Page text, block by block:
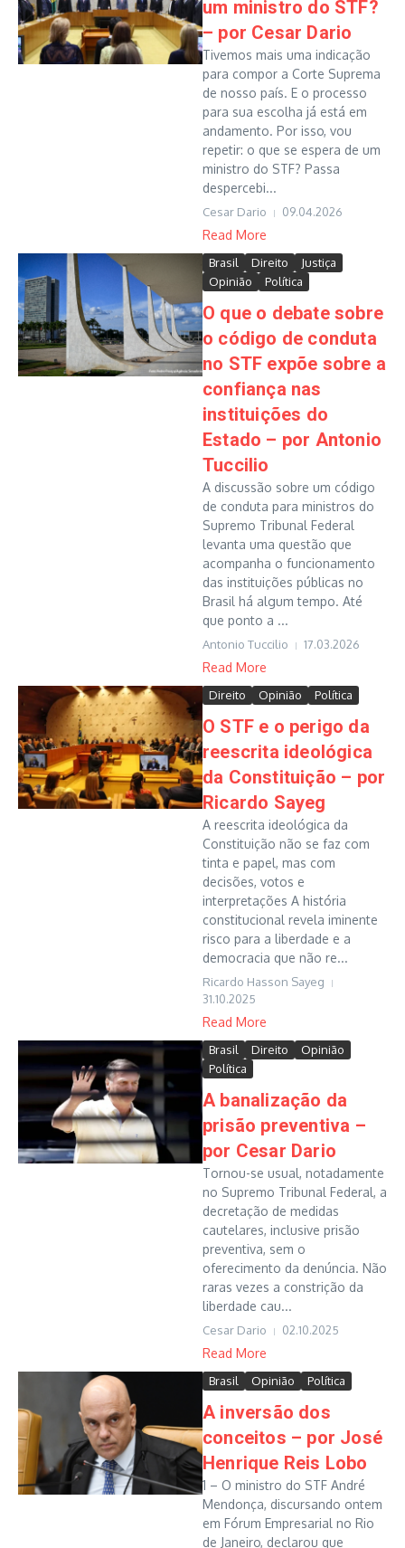
um ministro do STF?
– por Cesar Dario
Tivemos mais uma indicação
para compor a Corte Suprema
de nosso país. E o processo
para sua escolha já está em
andamento. Por isso, vou
repetir: o que se espera de um
ministro do STF? Passa
despercebi...
Cesar Dario 09.04.2026
Read More
Brasil Direito
Justiça
Opinião
Política
O que o debate sobre
o código de conduta
no STF expõe sobre a
confiança nas
instituições do
Estado – por Antonio
Tuccilio
A discussão sobre um código
de conduta para ministros do
Supremo Tribunal Federal
levanta uma questão que
acompanha o funcionamento
das instituições públicas no
Brasil há algum tempo. Até
que ponto a ...
Antonio Tuccilio 17.03.2026
Read More
Direito Opinião Política
O STF e o perigo da
reescrita ideológica
da Constituição – por
Ricardo Sayeg
A reescrita ideológica da
Constituição não se faz com
tinta e papel, mas com
decisões, votos e
interpretações A história
constitucional revela iminente
risco para a liberdade e a
democracia que não re...
Ricardo Hasson Sayeg
31.10.2025
Read More
Brasil Direito
Opinião
Política
A banalização da
prisão preventiva –
por Cesar Dario
Tornou-se usual, notadamente
no Supremo Tribunal Federal, a
decretação de medidas
cautelares, inclusive prisão
preventiva, sem o
oferecimento da denúncia. Não
raras vezes a constrição da
liberdade cau...
Cesar Dario 02.10.2025
Read More
Brasil Opinião Política
A inversão dos
conceitos – por José
Henrique Reis Lobo
1 – O ministro do STF André
Mendonça, discursando ontem
em Fórum Empresarial no Rio
de Janeiro, declarou que